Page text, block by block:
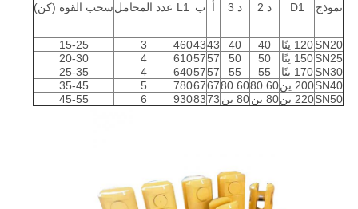
نموذج D1 د 2 د 3 أ ب L1 عدد المحاملسحب القوة (كن)
SN20 120 ينًا 40
40
43
43
460
3
15-25
SN25 150 ينًا 50
50
57
57
610
4
20-30
SN30 170 ينًا 55
55
57
57
640
4
25-35
SN40200 ين 60 80
60 80
67
67
780
5
35-45
SN50220 ين 80 ين 80 ين 73
83
930
6
45-55